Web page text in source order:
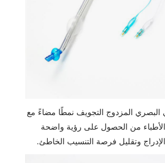
البصري المزدوج التجويف نمطًا مضاءً مع
الأطباء من الحصول على رؤية واضحة
الإدراج وتقليل فرصة التنسيب الخاطئ.